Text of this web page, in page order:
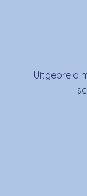
Uitgebreid